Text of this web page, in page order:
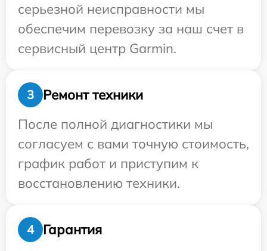
серьезной неисправности мы
обеспечим перевозку за наш счет в
сервисный центр Garmin.
3
Ремонт техники
После полной диагностики мы
согласуем с вами точную стоимость,
график работ и приступим к
восстановлению техники.
4
Гарантия